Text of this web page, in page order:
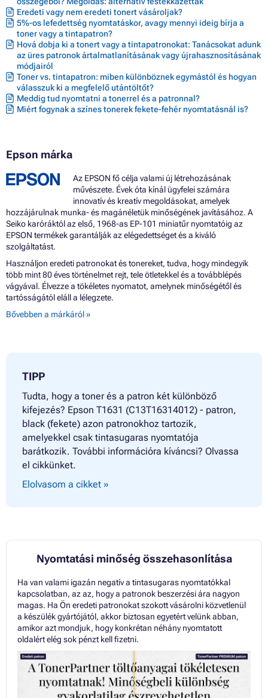
Eredeti vagy nem eredeti tonert vásároljak?
5%-os lefedettség nyomtatáskor, avagy mennyi ideig bírja a
toner vagy a tintapatron?
Hová dobja ki a tonert vagy a tintapatronokat: Tanácsokat adunk
az üres patronok ártalmatlanításának vagy újrahasznosításának
módjairól
Toner vs. tintapatron: miben különböznek egymástól és hogyan
válasszuk ki a megfelelő utántöltőt?
Meddig tud nyomtatni a tonerrel és a patronnal?
Miért fogynak a színes tonerek fekete-fehér nyomtatásnál is?
Epson márka
Az EPSON fő célja valami új létrehozásának
művészete. Évek óta kínál ügyfelei számára
innovatív és kreatív megoldásokat, amelyek
hozzájárulnak munka- és magánéletük minőségének javításához. A
Seiko karóráktól az első, 1968-as EP-101 miniatűr nyomtatóig az
EPSON termékek garantálják az elégedettséget és a kiváló
szolgáltatást.
Használjon eredeti patronokat és tonereket, tudva, hogy mindegyik
több mint 80 éves történelmet rejt, tele ötletekkel és a továbblépés
vágyával. Élvezze a tökéletes nyomatot, amelynek minőségétől és
tartósságától eláll a lélegzete.
Bővebben a márkáról »
TIPP
Tudta, hogy a toner és a patron két különböző
kifejezés? Epson T1631 (C13T16314012) - patron,
black (fekete) azon patronokhoz tartozik,
amelyekkel csak tintasugaras nyomtatója
barátkozik. További információra kíváncsi? Olvassa
el cikkünket.
Elolvasom a cikket »
Nyomtatási minőség összehasonlítása
Ha van valami igazán negatív a tintasugaras nyomtatókkal
kapcsolatban, az az, hogy a patronok beszerzési ára nagyon
magas. Ha Ön eredeti patronokat szokott vásárolni közvetlenül
a készülék gyártójától, akkor biztosan egyetért velünk abban,
amikor azt mondjuk, hogy konkrétan néhány nyomtatott
oldalért elég sok pénzt kell fizetni.